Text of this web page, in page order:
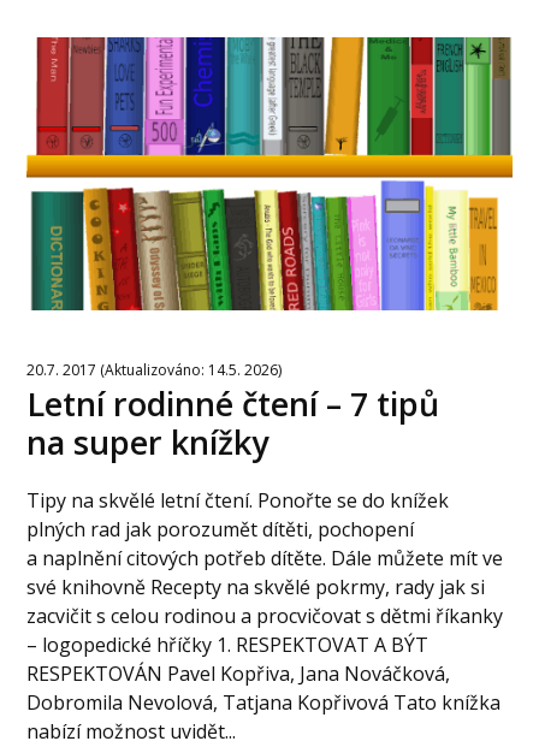
20.7. 2017 (Aktualizováno: 14.5. 2026)
Letní rodinné čtení – 7 tipů
na super knížky
Tipy na skvělé letní čtení. Ponořte se do knížek
plných rad jak porozumět dítěti, pochopení
a naplnění citových potřeb dítěte. Dále můžete mít ve
své knihovně Recepty na skvělé pokrmy, rady jak si
zacvičit s celou rodinou a procvičovat s dětmi říkanky
– logopedické hříčky 1. RESPEKTOVAT A BÝT
RESPEKTOVÁN Pavel Kopřiva, Jana Nováčková,
Dobromila Nevolová, Tatjana Kopřivová Tato knížka
nabízí možnost uvidět...